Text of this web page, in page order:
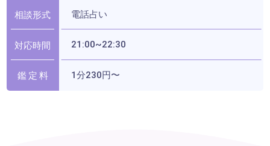
相談形式 電話占い
対応時間 21:00~22:30
鑑 定 料 1分230円〜